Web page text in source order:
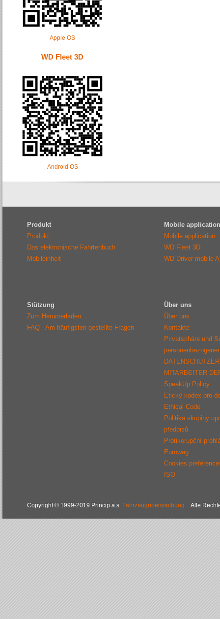
Apple OS
WD Fleet 3D
Android OS
Produkt
Produkt
Das elektronische Fahrtenbuch
Mobileinheit
Mobile application
Mobile application
WD Fleet 3D
WD Driver mobile
Stützung
Zum Herunterladen
FAQ - Am häufigsten gestellte Fragen
Über uns
Über uns
Kontakte
Privatsphäre und
MITARBEITER
SpeakUp Policy
Etický kodex pro
Ethical Code
Politika skupiny
předpisů
Protikorupční
Eurowag
Cookies
ISO
Copyright © 1999-2019 Princip a.s. Fahrzeugüberwachung Alle